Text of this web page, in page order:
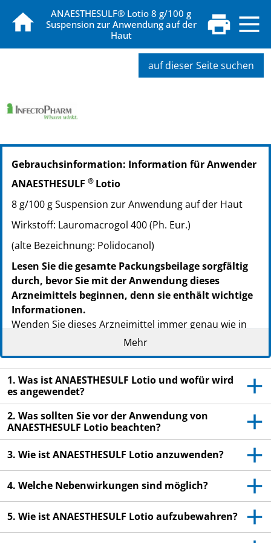
ANAESTHESULF® Lotio 8 g/100 g
Suspension zur Anwendung auf der
Haut
auf dieser Seite suchen
PZN: 00123435
PPN: 110012343589
PZN: 00123441
Gebrauchsinformation: Information für Anwender
ANAESTHESULF ® Lotio
8 g/100 g Suspension zur Anwendung auf der Haut
Wirkstoff: Lauromacrogol 400 (Ph. Eur.)
(alte Bezeichnung: Polidocanol)
Lesen Sie die gesamte Packungsbeilage sorgfältig
durch, bevor Sie mit der Anwendung dieses
Arzneimittels beginnen, denn sie enthält wichtige
Informationen.
Wenden Sie dieses Arzneimittel immer genau wie in
dieser Packungsbeilage beschrieben bzw. genau nach
Anweisung Ihres Arztes oder Apothekers an.
Heben Sie die Packungsbeilage auf. Vielleicht
möchten Sie diese später nochmals lesen.
Fragen Sie Ihren Apotheker, wenn Sie weitere
Informationen oder einen Rat benötigen.
Wenn Sie Nebenwirkungen bemerken, wenden Sie
sich an Ihren Arzt oder Apotheker. Dies gilt auch
für Nebenwirkungen, die nicht in dieser
Packungsbeilage angegeben sind. Siehe Abschnitt
4.
Wenn Sie sich nach 10 Tagen nicht besser oder
gar schlechter fühlen, wenden Sie sich an Ihren
Mehr
1. Was ist ANAESTHESULF Lotio und wofür wird
es angewendet?
2. Was sollten Sie vor der Anwendung von
ANAESTHESULF Lotio beachten?
3. Wie ist ANAESTHESULF Lotio anzuwenden?
4. Welche Nebenwirkungen sind möglich?
5. Wie ist ANAESTHESULF Lotio aufzubewahren?